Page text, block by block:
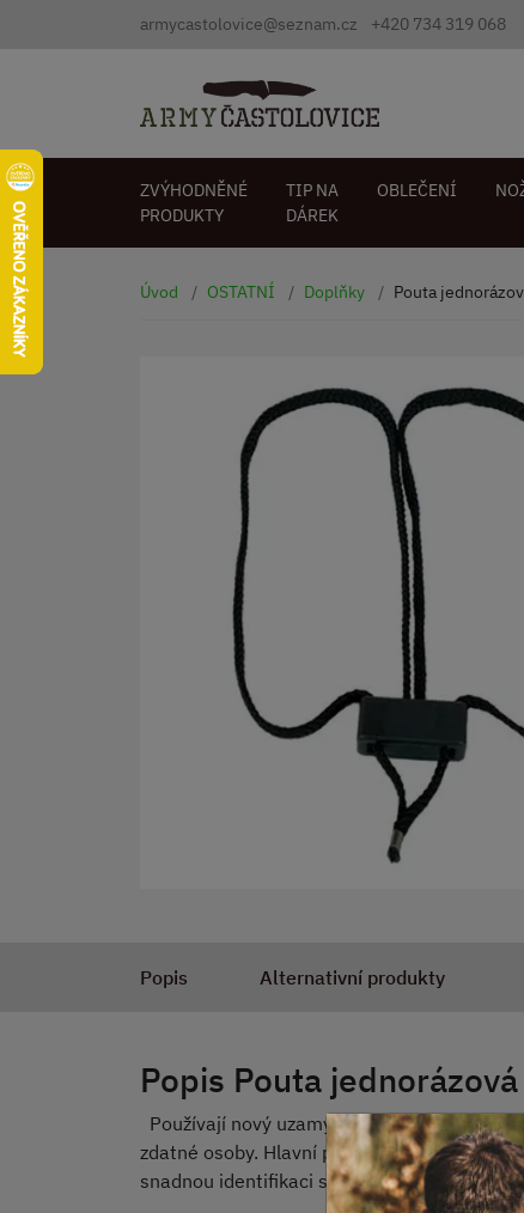
armycastolovice@seznam.cz +420 734 319 068
ZVÝHODNĚNÉ
PRODUKTY
TIP NA
DÁREK
OBLEČENÍ
Úvod OSTATNÍ Doplňky Pouta
Popis Alternativní produkty
Popis Pouta
Používají nový uzamykací systém, který je
zdatné osoby. Hlavní předností je velmi
snadnou identifikaci spoutané osoby.